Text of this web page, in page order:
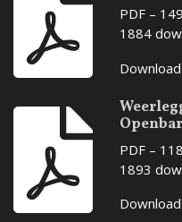
PDF –
1884
Download
PDF –
1893
Download